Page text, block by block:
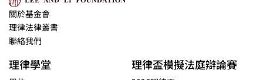
關於基金會
理律法律叢書
聯絡我們
理律學堂 理律盃模擬法庭辯論賽